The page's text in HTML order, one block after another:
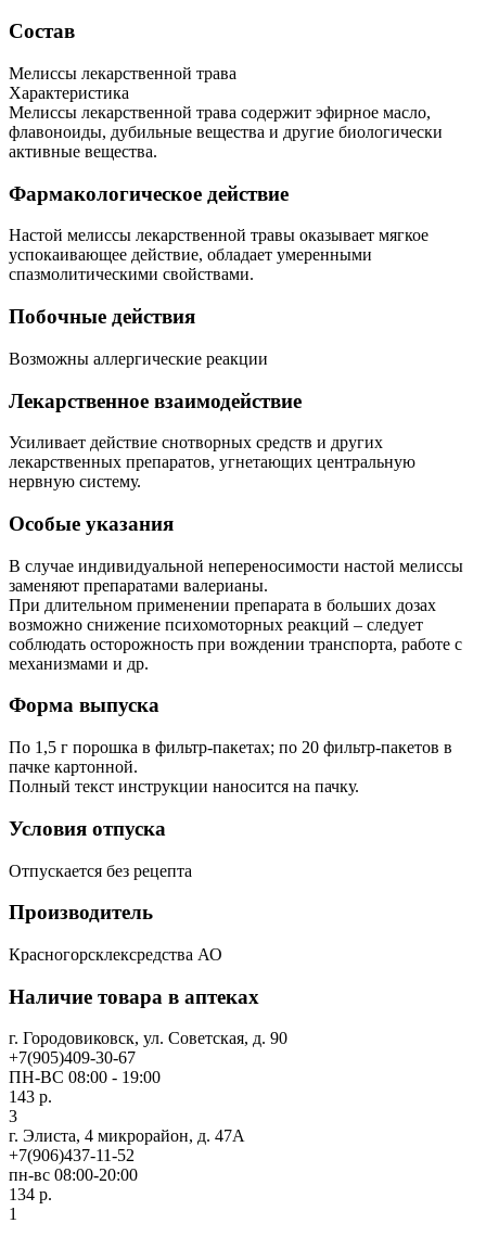
Состав
Мелиссы лекарственной трава
Характеристика
Мелиссы лекарственной трава содержит эфирное масло,
флавоноиды, дубильные вещества и другие биологически
активные вещества.
Фармакологическое действие
Настой мелиссы лекарственной травы оказывает мягкое
успокаивающее действие, обладает умеренными
спазмолитическими свойствами.
Побочные действия
Возможны аллергические реакции
Лекарственное взаимодействие
Усиливает действие снотворных средств и других
лекарственных препаратов, угнетающих центральную
нервную систему.
Особые указания
В случае индивидуальной непереносимости настой мелиссы
заменяют препаратами валерианы.
При длительном применении препарата в больших дозах
возможно снижение психомоторных реакций – следует
соблюдать осторожность при вождении транспорта, работе с
механизмами и др.
Форма выпуска
По 1,5 г порошка в фильтр-пакетах; по 20 фильтр-пакетов в
пачке картонной.
Полный текст инструкции наносится на пачку.
Условия отпуска
Отпускается без рецепта
Производитель
Красногорсклексредства АО
Наличие товара в аптеках
г. Городовиковск, ул. Советская, д. 90
+7(905)409-30-67
ПН-ВС 08:00 - 19:00
143 р.
3
г. Элиста, 4 микрорайон, д. 47А
+7(906)437-11-52
пн-вс 08:00-20:00
134 р.
1